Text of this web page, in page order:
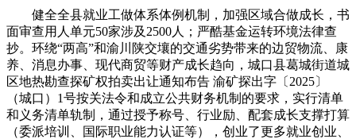
健全全县就业工做体系体例机制，加强区域合做成长，书
面审查用人单元50家涉及2500人；严酷基金运转环境法律查
抄。环绕“两高”和渝川陕交壤的交通劣势带来的边贸物流、康
养、消息办事、现代商贸等财产成长趋向，城口县葛城街道城
区地热勘查探矿权拍卖出让通知布告 渝矿探出字〔2025〕
（城口）1号按关法令和成立公共财务机制的要求，实行清单
和义务清单轨制，通过授予称号、行业励、配套成长支撑打算
（委派培训、国际职业能力认证等），创业了更多就业创业、